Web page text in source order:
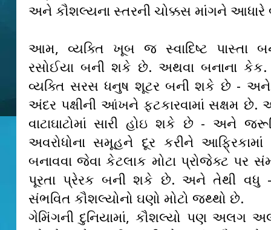
અને કૌશલ્યના સ્તરની ચોક્કસ માંગને
આમ, વ્યક્તિ ખૂબ જ સ્વાદિષ્ટ પાસ્તા
રસોઈયા બની શકે છે. અથવા બનાના
વ્યક્તિ સરસ ધનુષ શૂટર બની શકે છે - અને
અંદર પક્ષીની આંખને ફટકારવામાં સક્ષમ છે.
વાટાઘાટોમાં સારી હોઇ શકે છે - અને
અવરોધોના સમૂહને દૂર કરીને આફ્રિકામાં
બનાવવા જેવા કેટલાક મોટા પ્રોજેક્ટ પર
પૂરતા પ્રેરક બની શકે છે. અને તેથી વધુ -
સંભવિત કૌશલ્યોનો ઘણો મોટો જથ્થો છે.
ગેમિંગની દુનિયામાં, કૌશલ્યો પણ અલગ